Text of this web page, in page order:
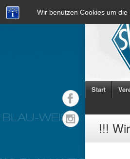
Wir benutzen Cookies um
Start
!!!